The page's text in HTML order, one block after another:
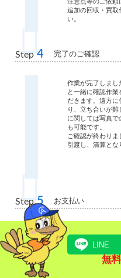
注意点等のご依頼
追加の回収・買取
い。
Step 4 完了のご確認
作業が完了しまし
と一緒に確認作業
だきます。遠方に
り、立ち合いが難
に関しては写真で
も可能です。
ご確認が終わりま
引渡し、清算とな
Step 5 お支払い
きます。
現金・クレジッ
振込にてお支払い
LINE
無